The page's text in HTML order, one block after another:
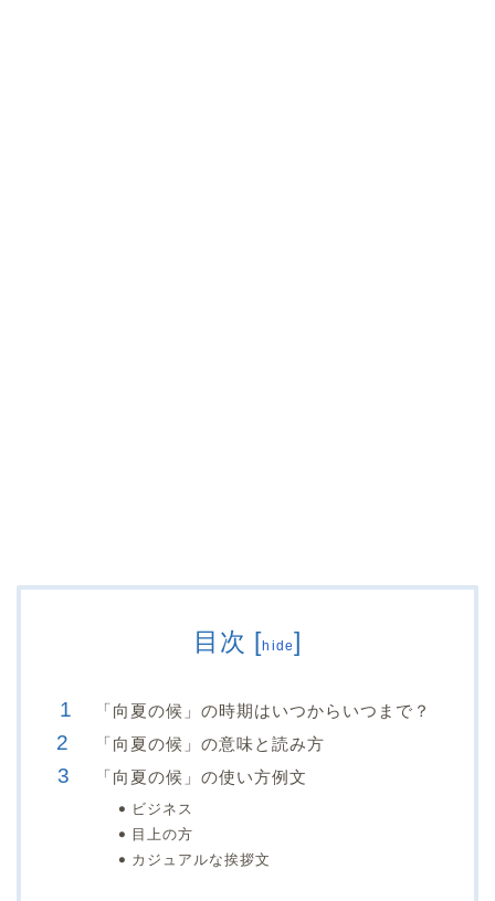
目次 [hide]
「向夏の候」の時期はいつからいつまで？
「向夏の候」の意味と読み方
「向夏の候」の使い方例文
ビジネス
目上の方
カジュアルな挨拶文